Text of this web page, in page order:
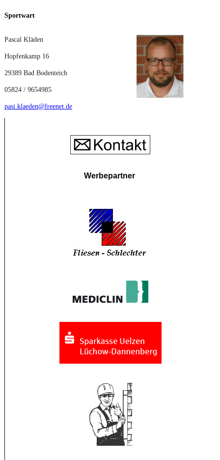
Sportwart
Pascal Kläden
Hopfenkamp 16
29389 Bad Bodenteich
05824 / 9654985
pasi.klaeden@freenet.de
Werbepartner